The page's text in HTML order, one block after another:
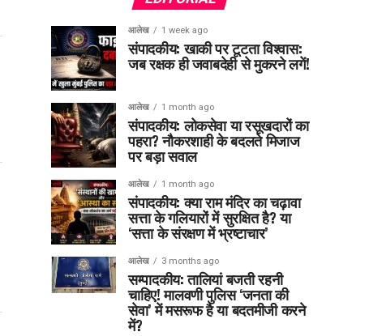
आलेख 1 week ago
संपादकीय: खाकी पर टूटता विश्वास:
जब रक्षक ही जवाबदेही से मुकरने लगें!
आलेख 1 month ago
संपादकीय: लोकसेवा या रसूखदारों का
पहरा? नौकरशाही के बदलते मिजाज
पर बड़ा सवाल
आलेख 1 month ago
संपादकीय: क्या राम मंदिर का चढ़ावा
सत्ता के गलियारों में सुरक्षित है? या
‘सत्ता के संरक्षण में भ्रष्टाचार’
आलेख 3 months ago
सम्पादकीय: तालियां बजती रहनी
चाहिए! मालवणी पुलिस ‘जनता की
सेवा’ में मसरूफ है या बदतमीजी करने
में?